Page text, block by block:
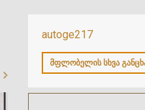
autoge217
ᲛᲤᲚᲝᲑᲔᲚᲘᲡ ᲡᲮᲕᲐ